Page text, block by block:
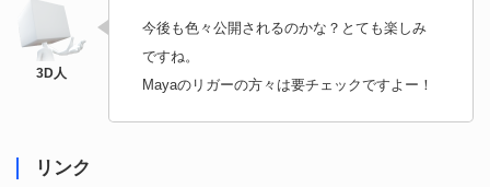
今後も色々公開されるのかな？とても楽しみ
ですね。
Mayaのリガーの方々は要チェックですよー！
リンク